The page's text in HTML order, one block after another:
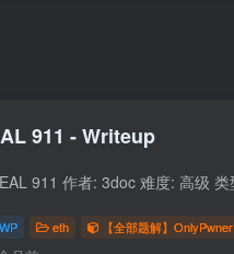
911 - Writeup
eth 【全部题解】OnlyPwner